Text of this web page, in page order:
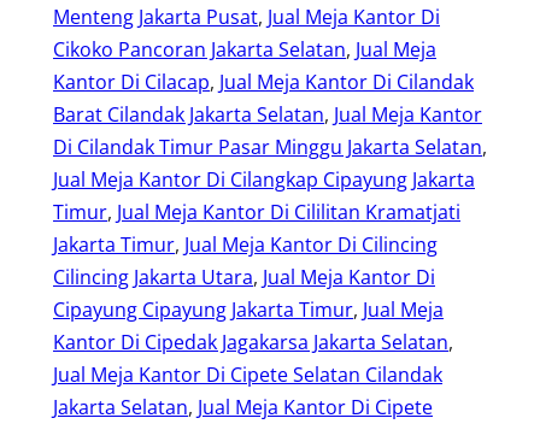
Menteng Jakarta Pusat, Jual Meja Kantor Di
Cikoko Pancoran Jakarta Selatan, Jual Meja
Kantor Di Cilacap, Jual Meja Kantor Di Cilandak
Barat Cilandak Jakarta Selatan, Jual Meja Kantor
Di Cilandak Timur Pasar Minggu Jakarta Selatan
Jual Meja Kantor Di Cilangkap Cipayung Jakarta
Timur, Jual Meja Kantor Di Cililitan Kramatjati
Jakarta Timur, Jual Meja Kantor Di Cilincing
Cilincing Jakarta Utara, Jual Meja Kantor Di
Cipayung Cipayung Jakarta Timur, Jual Meja
Kantor Di Cipedak Jagakarsa Jakarta Selatan
Jual Meja Kantor Di Cipete Selatan Cilandak
Jakarta Selatan, Jual Meja Kantor Di Cipete